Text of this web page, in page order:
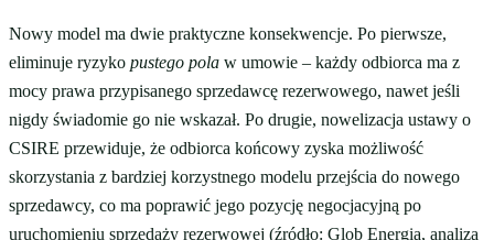
Nowy model ma dwie praktyczne konsekwencje. Po pierwsze,
eliminuje ryzyko pustego pola w umowie – każdy odbiorca ma z
mocy prawa przypisanego sprzedawcę rezerwowego, nawet jeśli
nigdy świadomie go nie wskazał. Po drugie, nowelizacja ustawy o
CSIRE przewiduje, że odbiorca końcowy zyska możliwość
skorzystania z bardziej korzystnego modelu przejścia do nowego
sprzedawcy, co ma poprawić jego pozycję negocjacyjną po
uruchomieniu sprzedaży rezerwowej (źródło: Glob Energia, analiza